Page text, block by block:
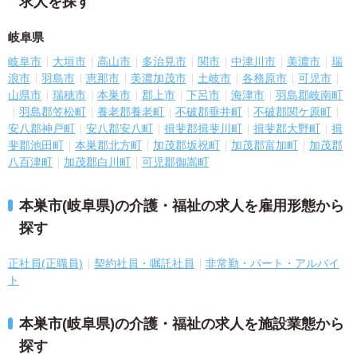
岐阜県
岐阜市 大垣市 高山市 多治見市 関市 中津川市 美濃市
瑞
浪市
羽島市 恵那市 美濃加茂市 土岐市 各務原市
可児市
山県市
瑞穂市 本巣市 郡上市 下呂市 海津市
羽島郡岐南町
羽島郡笠松町
養老郡養老町 不破郡垂井町
不破郡関ケ原町
安八郡神戸町
安八郡安八町 揖斐郡揖斐川町 揖斐郡大野町
揖
斐郡池田町
本巣郡北方町 加茂郡坂祝町 加茂郡富加町
加茂郡
八百津町
加茂郡白川町 可児郡御嵩町
本巣市(岐阜県)の介護・福祉の求人を雇用形態から
探す
正社員(正職員) 契約社員・嘱託社員
非常勤・パート・アルバイ
ト
本巣市(岐阜県)の介護・福祉の求人を施設業態から
探す